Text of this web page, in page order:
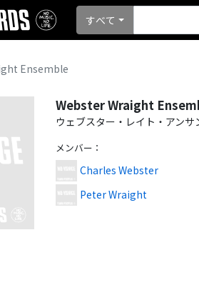
すべて
Ensemble
Webster Wraight
ウェブスター・レイト・アンサ
メンバー ：
Charles Webster
Peter Wraight